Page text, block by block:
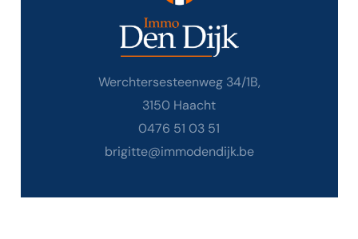
Werchtersesteenweg 34/1B,
3150 Haacht
0476 51 03 51
brigitte@immodendijk.be